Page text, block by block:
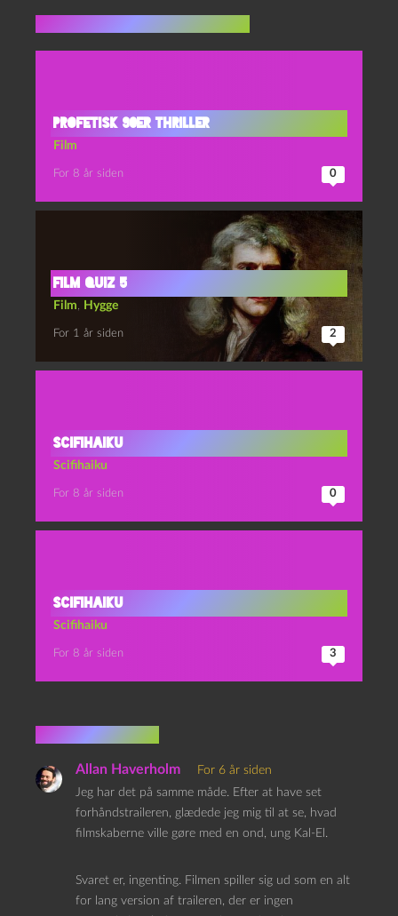
Profetisk 90er thriller
Film
For 8 år siden 0
film quiz 5
Film, Hygge
For 1 år siden 2
Scifihaiku
Scifihaiku
For 8 år siden 0
Scifihaiku
Scifihaiku
For 8 år siden 3
2 kommentarer
Allan Haverholm
For 6 år siden
Jeg har det på samme måde. Efter at have set
forhåndstraileren, glædede jeg mig til at se, hvad
filmskaberne ville gøre med en ond, ung Kal-El.
Svaret er, ingenting. Filmen spiller sig ud som en alt
for lang version af traileren, der er ingen